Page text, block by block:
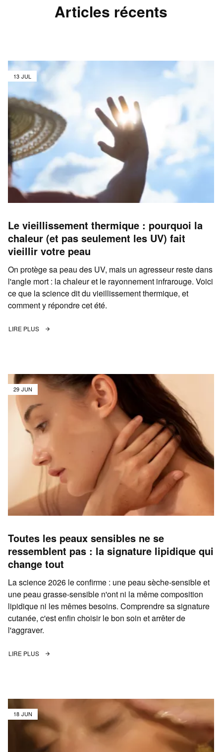
Articles récents
13 JUL
Le vieillissement thermique : pourquoi la
chaleur (et pas seulement les UV) fait
vieillir votre peau
On protège sa peau des UV, mais un agresseur reste dans
l'angle mort : la chaleur et le rayonnement infrarouge. Voici
ce que la science dit du vieillissement thermique, et
comment y répondre cet été.
LIRE PLUS
29 JUN
Toutes les peaux sensibles ne se
ressemblent pas : la signature lipidique qui
change tout
La science 2026 le confirme : une peau sèche-sensible et
une peau grasse-sensible n'ont ni la même composition
lipidique ni les mêmes besoins. Comprendre sa signature
cutanée, c'est enfin choisir le bon soin et arrêter de
l'aggraver.
LIRE PLUS
18 JUN